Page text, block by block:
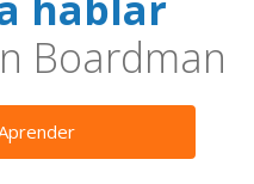
Boardman